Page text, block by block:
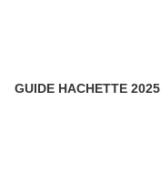
GUIDE HACHETTE 2025